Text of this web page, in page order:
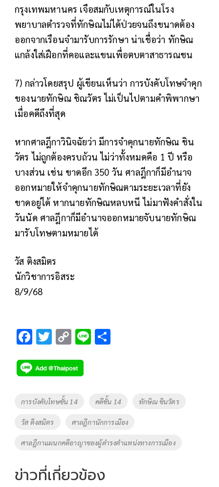
กรุงเทพมหานคร เจือสมกับเหตุการณ์ในโรง
พยาบาลตำรวจที่ทักษิณไม่ได้ป่วยจนถึงขนาดต้อง
ออกจากเรือนจำมารับการรักษา น่าเชื่อว่า ทักษิณ
แกล้งใส่เฝือกที่คอและแขนเพื่อตบตาสาธารณชน
7) กล่าวโดยสรุป ผู้เขียนเห็นว่า การบังคับโทษจำคุก
ของนายทักษิณ ชิณวัตร ไม่เป็นไปตามคำพิพากษา
เมื่อคดีถึงที่สุด
หากศาลฎีกาวินิจฉัยว่า มีการจำคุกนายทักษิณ ชิน
วัตร ไม่ถูกต้องครบถ้วน ไม่ว่าทั้งหมดคือ 1 ปี หรือ
บางส่วน เช่น ขาดอีก 350 วัน ศาลฎีกาก็มีอำนาจ
ออกหมายให้จำคุกนายทักษิณตามระยะเวลาที่ยัง
ขาดอยู่ได้ หากนายทักษิณหลบหนี ไม่มาฟังคำสั่งใน
วันนัด ศาลฎีกาก็มีอำนาจออกหมายจับนายทักษิณ
มารับโทษตามหมายได้
วัส ติงสมิตร
นักวิชาการอิสระ
8/9/68
F
e
b
o
o
k
T
tt
er
C
p
y
Li
k
Li
Tags
การบังคับโทษชั้น 14 คดีชั้น 14 ทักษิณ ชินวัตร
วัส ติงสมิตร ศาลฎีกานักการเมือง
ศาลฎีกาแผนกคดีอาญาของผู้ดำรงตำแหน่งทางการเมือง
ข่าวที่เกี่ยวข้อง